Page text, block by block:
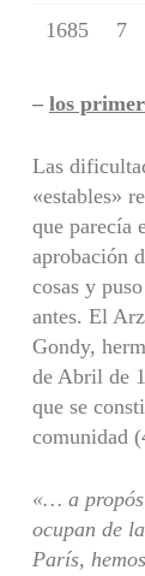
1685 7
– los
Las
«estables»
que parecía
aprobación
cosas y
antes. El
Gondy,
de Abril de
que se
comunidad
«… a
ocupan de
París,